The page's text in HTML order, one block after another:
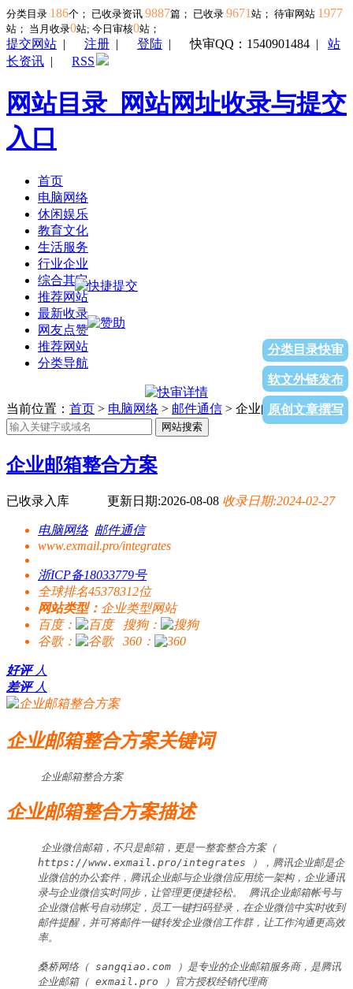
分类目录 186个； 已收录资讯 9887篇； 已收录 9671 站； 待审网站 1977
站； 当月收录0站; 今日审核0站；
提交网站 | 注册 | 登陆 |快审QQ：1540901484 | 站
长资讯 | RSS
网站目录_网站网址收录与提交
入口
首页
电脑网络
休闲娱乐
教育文化
生活服务
行业企业
综合其它
推荐网站
最新收录
网友点赞
推荐网站
分类导航
分类目录快审
软文外链发布
原创文章撰写
当前位置： 首页 > 电脑网络 > 邮件通信 > 企业邮箱整合方案
网站搜索
企业邮箱整合方案
已收录入库 更新日期:2026-08-08 收录日期:2024-02-27
电脑网络 邮件通信
www.exmail.pro/integrates
浙ICP备18033779号
全球排名45378312位
网站类型： 企业类型网站
百度：
搜狗：
谷歌：
360：
好评 人
差评 人
企业邮箱整合方案关键词
企业邮箱整合方案
企业邮箱整合方案描述
企业微信邮箱，不只是邮箱，更是一整套整合方案（
https://www.exmail.pro/integrates ），腾讯企业邮是企
业微信的办公套件，腾讯企业邮与企业微信应用统一架构，企业通讯
录与企业微信实时同步，让管理更便捷轻松。 腾讯企业邮箱帐号与
企业微信帐号自动绑定，员工一键扫码登录，在企业微信中实时收到
邮件提醒，并可将邮件一键转发企业微信工作群，让工作沟通更高效
率。
桑桥网络（ sangqiao.com ）是专业的企业邮箱服务商，是腾讯
企业邮箱（ exmail.pro ）官方授权经销代理商